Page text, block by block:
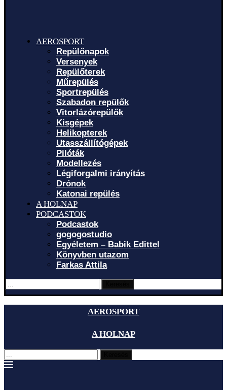
AEROSPORT
Repülőnapok
Versenyek
Repülőterek
Műrepülés
Sportrepülés
Szabadon repülők
Vitorlázórepülők
Kisgépek
Helikopterek
Utasszállítógépek
Pilóták
Modellezés
Légiforgalmi irányítás
Drónok
Katonai repülés
A HOLNAP
PODCASTOK
Podcastok
gogogostudio
Egyéletem – Babik Edittel
Könyvben utazom
Farkas Attila
AEROSPORT
A HOLNAP